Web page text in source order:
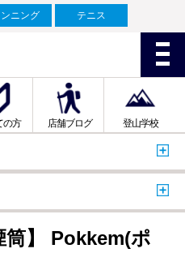
ニング テニス
の方 店舗ブログ 登山学校
筒】 Pokkem(ポ